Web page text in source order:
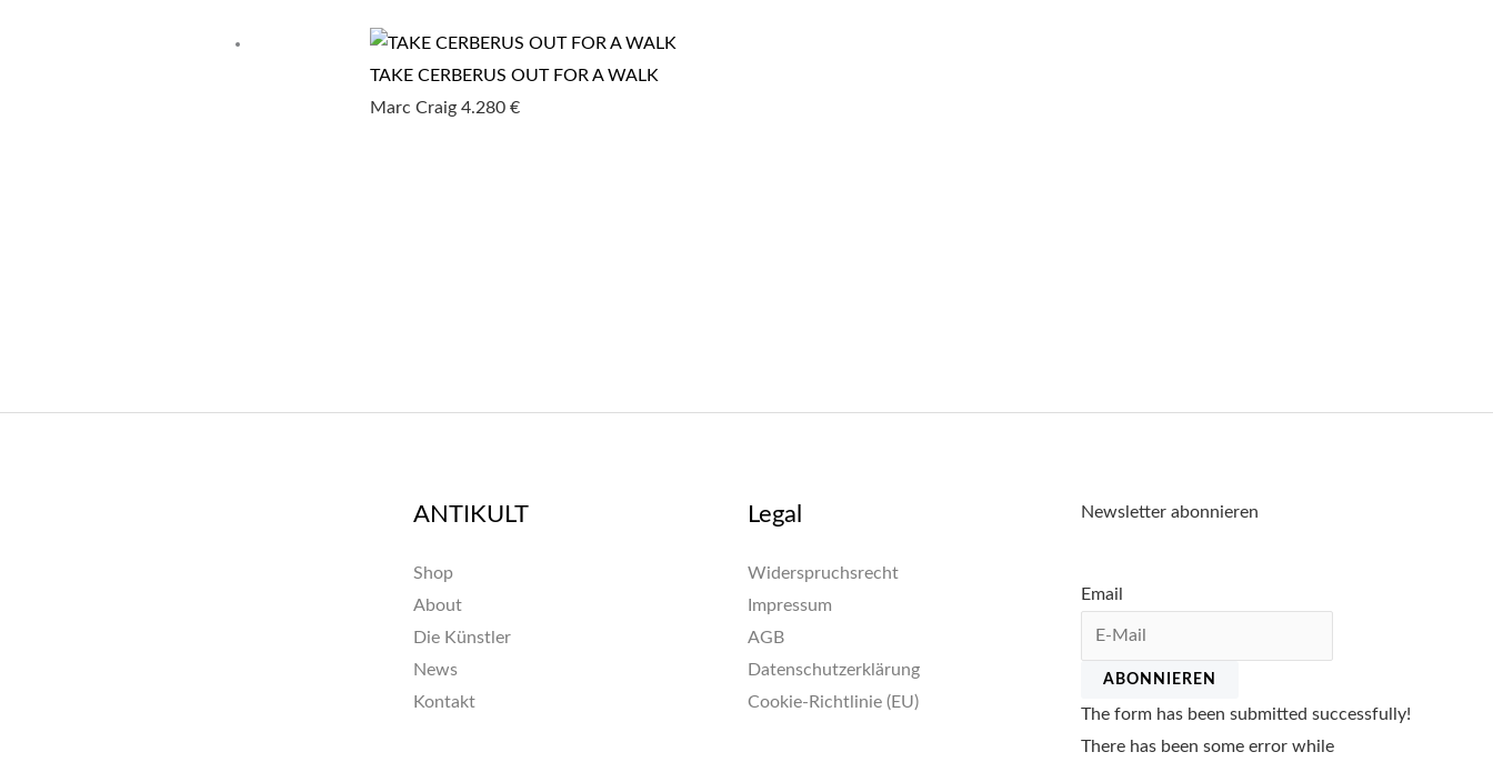
TAKE CERBERUS OUT FOR A WALK
Marc Craig4.280€
ANTIKULT
Shop
About
Die Künstler
News
Kontakt
Legal
Widerspruchsrecht
Impressum
AGB
Datenschutzerklärung
Cookie-Richtlinie (EU)
Newsletter abonnieren
Email
ABONNIEREN
The form has been submitted successfully!
There has been some error while